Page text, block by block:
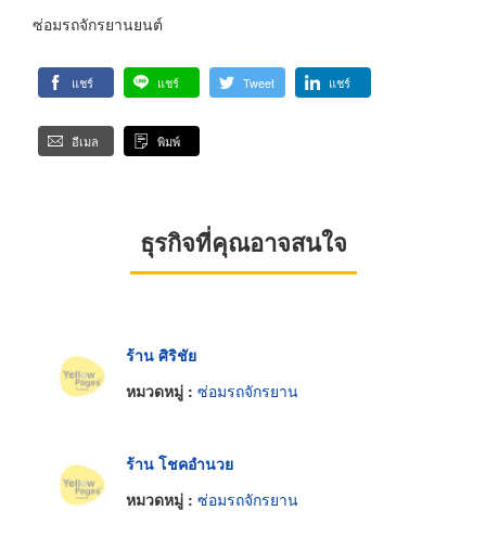
ซ่อมรถจักรยานยนต์
แชร์ แชร์ Tweet แชร์
อีเมล พิมพ์
ธุรกิจที่คุณอาจสนใจ
ร้าน ศิริชัย
หมวดหมู่ : ซ่อมรถจักรยาน
ร้าน โชคอำนวย
หมวดหมู่ : ซ่อมรถจักรยาน